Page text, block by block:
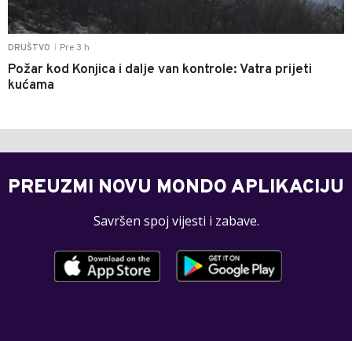
DRUŠTVO Pre 3 h
Požar kod Konjica i dalje van kontrole: Vatra prijeti
kućama
PREUZMI NOVU MONDO APLIKACIJU
Savršen spoj vijesti i zabave.